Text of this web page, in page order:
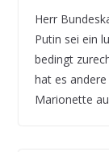
Herr
Putin sei ein
bedingt
hat es
Marionette